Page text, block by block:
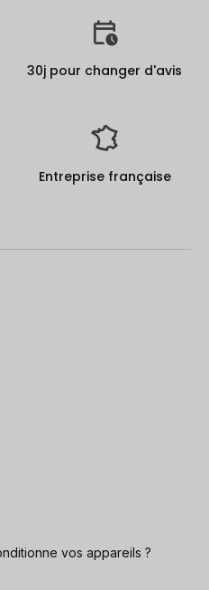
30j pour changer d'avis
Entreprise française
vos appareils ?